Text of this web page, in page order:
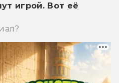
игрой. Вот её